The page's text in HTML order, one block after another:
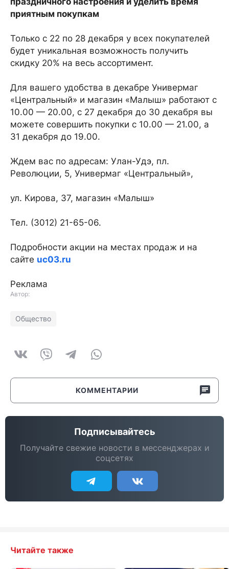
приятным покупкам
Только с 22 по 28 декабря у всех покупателей
будет уникальная возможность получить
скидку 20% на весь ассортимент.
Для вашего удобства в декабре Универмаг
«Центральный» и магазин «Малыш» работают с
10.00 — 20.00, с 27 декабря до 30 декабря вы
можете совершить покупки с 10.00 — 21.00, а
31 декабря до 19.00.
Ждем вас по адресам: Улан-Удэ, пл.
Революции, 5, Универмаг «Центральный»,
ул. Кирова, 37, магазин «Малыш»
Тел. (3012) 21-65-06.
Подробности акции на местах продаж и на
сайте uc03.ru
Реклама
Автор:
Общество
КОММЕНТАРИИ
Подписывайтесь
Получайте свежие новости в мессенджерах и
соцсетях
Читайте также